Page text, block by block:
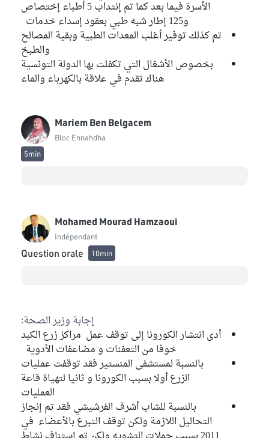
الأسرة فيما بعد كما تم إنتداب 5 أطباء إختصاص
و125 إطار شبه طبي بعقود إسداء خدمات
تم كذلك توفير أغلب المعدات الطبية وبقية المصالح
والطبخ
بخصوص الأشغال التي تكفلت بها الدولة التونسية
هناك تقدم في علاقة بالكهرباء والماء
Mariem Ben Belgacem
Bloc Ennahdha
5min
Mohamed Mourad Hamzaoui
Indépendant
Question orale 10min
إجابة وزير الصحة:
أدى انتشار الكورونا إلى توقف عمل مراكز زرع الكبد
خوفا من التعفنات و مضاعفات الأدوية
بالنسبة لمستشفى المنستير فقد توقفت عمليات
الزرع أولا بسبب الكورونا و ثانيا لتهياة قاعة
العمليات
بالنسبة للشاب أشرف الفرشيشي فقد تم إنجاز
التحاليل اللازمة ولكن توقف التبرع بالأعضاء في